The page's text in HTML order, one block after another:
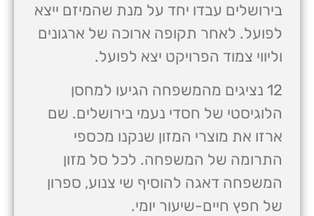
בירושלים עבדו יחד על מנת שהמיזם ייצא
לפועל. לאחר תקופה ארוכה של ארגונים
וליווי צמוד הפרויקט יצא לפועל.
12 נציגים מהמשפחה הגיעו למחסן
הלוגיסטי של חסדי נעמי בירושלים. שם
ארזו את מוצרי המזון שנקנו מכספי
התרומה של המשפחה. לכל סל מזון
המשפחה דאגה להוסיף שי צנוע, ספרון
של חפץ חיים-שיעור יומי.